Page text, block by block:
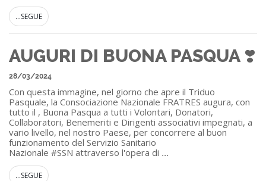
...SEGUE
AUGURI DI BUONA PASQUA ❣️
28/03/2024
Con questa immagine, nel giorno che apre il Triduo
Pasquale, la Consociazione Nazionale FRATRES augura, con
tutto il , Buona Pasqua a tutti i Volontari, Donatori,
Collaboratori, Benemeriti e Dirigenti associativi impegnati, a
vario livello, nel nostro Paese, per concorrere al buon
funzionamento del Servizio Sanitario
Nazionale #SSN attraverso l'opera di ...
...SEGUE